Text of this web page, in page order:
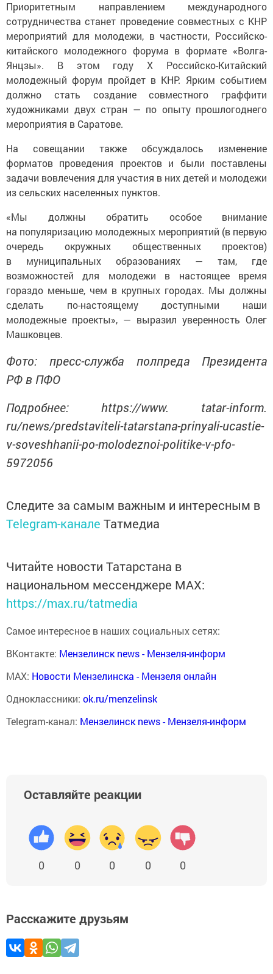
Приоритетным направлением международного
сотрудничества станет проведение совместных с КНР
мероприятий для молодежи, в частности, Российско-
китайского молодежного форума в формате «Волга-
Янцзы». В этом году X Российско-Китайский
молодежный форум пройдет в КНР. Ярким событием
должно стать создание совместного граффити
художниками двух стран — по опыту прошлогоднего
мероприятия в Саратове.
На совещании также обсуждалось изменение
форматов проведения проектов и были поставлены
задачи вовлечения для участия в них детей и молодежи
из сельских населенных пунктов.
«Мы должны обратить особое внимание
на популяризацию молодежных мероприятий (в первую
очередь окружных общественных проектов)
в муниципальных образованиях — там, где
возможностей для молодежи в настоящее время
гораздо меньше, чем в крупных городах. Мы должны
сделать по-настоящему доступными наши
молодежные проекты», — выразил уверенность Олег
Машковцев.
Фото: пресс-служба полпреда Президента
РФ в ПФО
Подробнее: https://www. tatar-inform.
ru/news/predstaviteli-tatarstana-prinyali-ucastie-
v-soveshhanii-po-molodeznoi-politike-v-pfo-
5972056
Следите за самым важным и интересным в
Telegram-канале Татмедиа
Читайте новости Татарстана в
национальном мессенджере MАХ:
https://max.ru/tatmedia
Самое интересное в наших социальных сетях:
ВКонтакте: Мензелинск news - Мензеля-информ
MAX: Новости Мензелинска - Мензеля онлайн
Одноклассники: ok.ru/menzelinsk
Telegram-канал: Мензелинск news - Мензеля-информ
Оставляйте реакции
0 0 0 0 0
Расскажите друзьям